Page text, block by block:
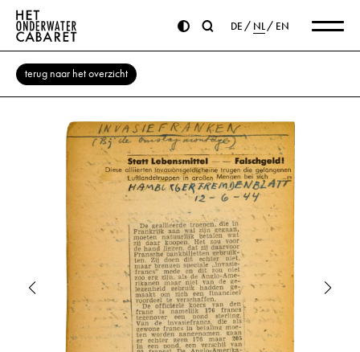
DE NL EN
terug naar het overzicht